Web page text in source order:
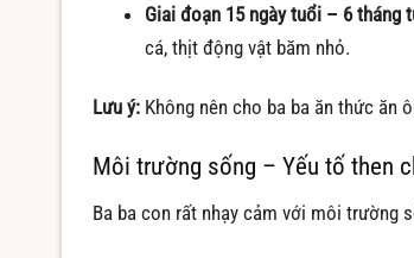
Giai đoạn 15 ngày tuổi – 6 tháng
cá, thịt động vật băm nhỏ.
Lưu ý:Không nên cho ba ba ăn thức ăn
Môi trường sống – Yếu tố then
Ba ba con rất nhạy cảm với môi trường